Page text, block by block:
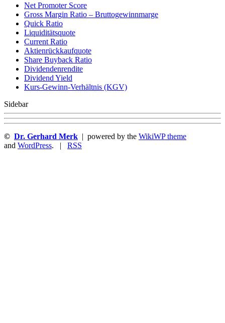
Net Promoter Score
Gro ss Margin Ratio – Bruttogewinnmarge
Quic k Ratio
Liquiditätsquote
Current Ratio
Aktienrückkaufquote
Sha re Buyback Ratio
Dividendenrendite
Dividend Yield
Kurs-Gewinn-Verhältnis (KGV)
Sidebar
© Dr. Gerhard Merk | powered by the WikiWP theme
and WordPress. | RSS